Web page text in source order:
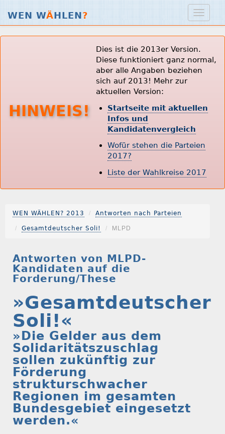
WEN WÄHLEN?
HINWEIS!
Dies ist die 2013er Version.
Diese funktioniert ganz normal,
aber alle Angaben beziehen
sich auf 2013! Mehr zur
aktuellen Version:
Startseite mit aktuellen
Infos und
Kandidatenvergleich
Wofür stehen die Parteien
2017?
Liste der Wahlkreise 2017
WEN WÄHLEN? 2013 Antworten nach Parteien
Gesamtdeutscher Soli! MLPD
Antworten von MLPD-
Kandidaten auf die
Forderung/These
»Gesamtdeutscher
Soli!«
»Die Gelder aus dem
Solidaritätszuschlag
sollen zukünftig zur
Förderung
strukturschwacher
Regionen im gesamten
Bundesgebiet eingesetzt
werden.«